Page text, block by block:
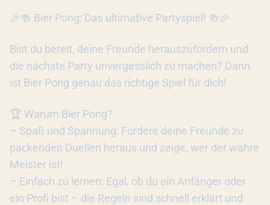
🎉🍻 Bier Pong: Das ultimative Partyspiel! 🍻🎉
Bist du bereit, deine Freunde herauszufordern und
die nächste Party unvergesslich zu machen? Dann
ist Bier Pong genau das richtige Spiel für dich!
🏆 Warum Bier Pong?
– Spaß und Spannung: Fordere deine Freunde zu
packenden Duellen heraus und zeige, wer der wahre
Meister ist!
– Einfach zu lernen: Egal, ob du ein Anfänger oder
ein Profi bist – die Regeln sind schnell erklärt und